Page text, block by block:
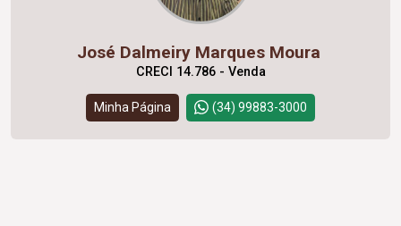
José Dalmeiry Marques Moura
CRECI 14.786 - Venda
Minha Página (34) 99883-3000